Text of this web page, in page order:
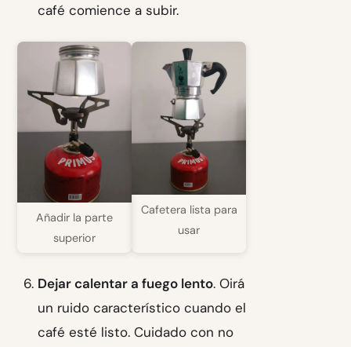
café comience a subir.
Añadir la parte
superior
Cafetera lista para
usar
Dejar calentar a fuego lento. Oirá
un ruido característico cuando el
café esté listo. Cuidado con no